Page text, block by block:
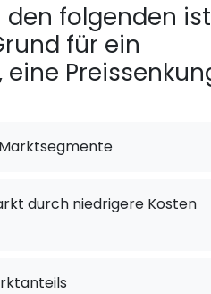
den folgenden ist
für ein
durch niedrigere Kosten